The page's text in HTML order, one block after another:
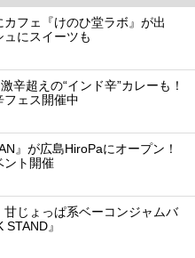
フェ『けのひ堂ラボ』が出
にスイーツも
辛超えの“インド辛”カレーも！
フェス開催中
』が広島HiroPaにオープン！
ント開催
じょっぱ系ベーコンジャムバ
』